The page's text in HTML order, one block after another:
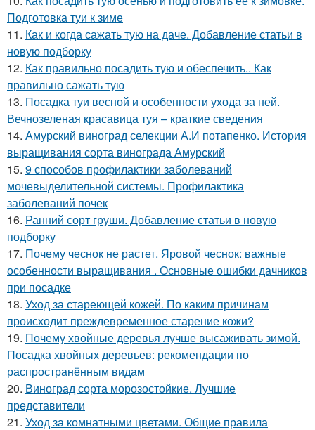
Подготовка туи к зиме
11. Как и когда сажать тую на даче. Добавление статьи в
новую подборку
12. Как правильно посадить тую и обеспечить.. Как
правильно сажать тую
13. Посадка туи весной и особенности ухода за ней.
Вечнозеленая красавица туя – краткие сведения
14. Амурский виноград селекции А.И потапенко. История
выращивания сорта винограда Амурский
15. 9 способов профилактики заболеваний
мочевыделительной системы. Профилактика
заболеваний почек
16. Ранний сорт груши. Добавление статьи в новую
подборку
17. Почему чеснок не растет. Яровой чеснок: важные
особенности выращивания . Основные ошибки дачников
при посадке
18. Уход за стареющей кожей. По каким причинам
происходит преждевременное старение кожи?
19. Почему хвойные деревья лучше высаживать зимой.
Посадка хвойных деревьев: рекомендации по
распространённым видам
20. Виноград сорта морозостойкие. Лучшие
представители
21. Уход за комнатными цветами. Общие правила